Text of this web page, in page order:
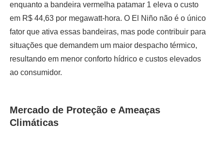
enquanto a bandeira vermelha patamar 1 eleva o custo
em R$ 44,63 por megawatt-hora. O El Niño não é o único
fator que ativa essas bandeiras, mas pode contribuir para
situações que demandem um maior despacho térmico,
resultando em menor conforto hídrico e custos elevados
ao consumidor.
Mercado de Proteção e Ameaças
Climáticas